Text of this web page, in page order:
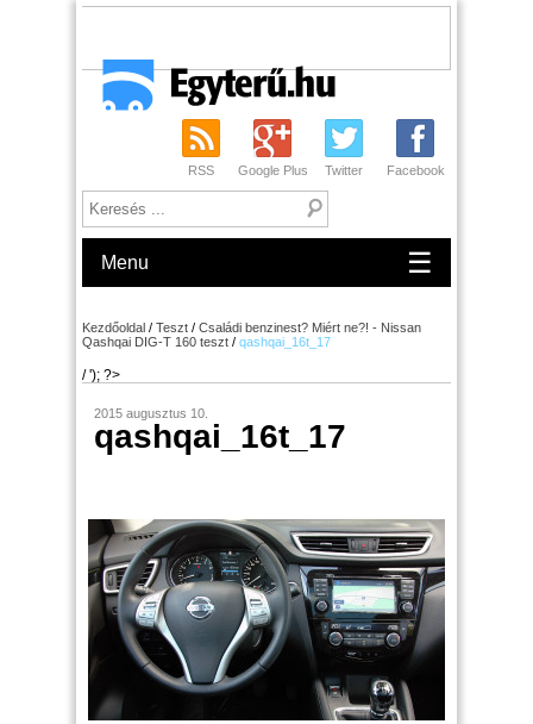
RSS Google Plus Twitter Facebook
Menu ☰
Kezdőoldal / Teszt / Családi benzinest? Miért ne?! - Nissan
Qashqai DIG-T 160 teszt / qashqai_16t_17
/ '); ?>
2015 augusztus 10.
qashqai_16t_17